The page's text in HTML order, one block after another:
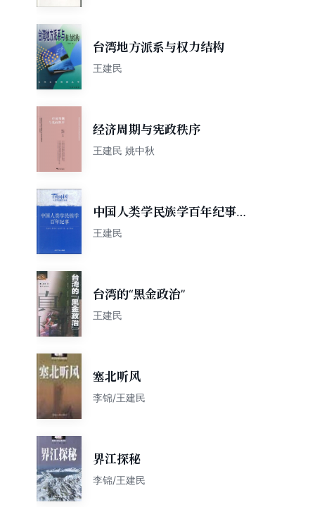
台湾地方派系与权力结构
王建民
经济周期与宪政秩序
王建民 姚中秋
中国人类学民族学百年纪事
(百年中国人类学民族学文库)
王建民
台湾的“黑金政治”
王建民
塞北听风
李锦/王建民
界江探秘
李锦/王建民